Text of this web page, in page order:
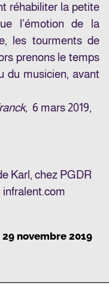
réhabiliter la petite
l’émotion de la
les tourments de
prenons le temps
du musicien, avant
6 mars 2019,
Karl, chez PGDR
infralent.com
29 novembre 2019